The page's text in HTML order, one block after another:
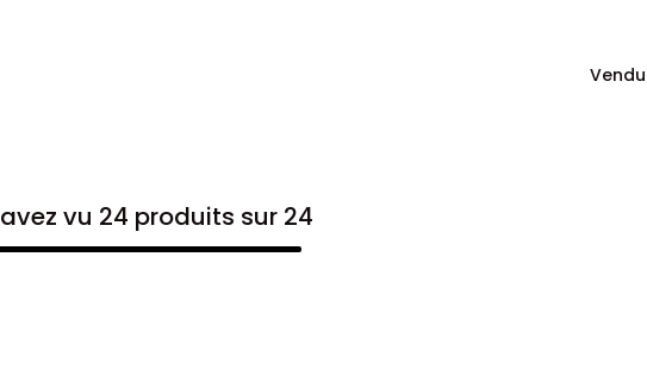
vu 24 produits sur 24